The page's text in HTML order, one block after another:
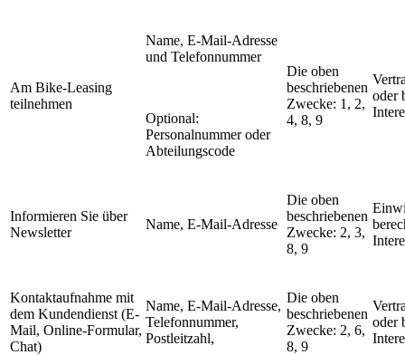
Am Bike-Leasing
teilnehmen
Name, E-Mail-Adresse
und Telefonnummer
Optional:
Personalnummer oder
Abteilungscode
Die oben
beschriebenen
Zwecke: 1, 2,
4, 8, 9
oder
Informieren Sie über
Newsletter
Name, E-Mail-Adresse
Die oben
beschriebenen
Zwecke: 2, 3,
8, 9
Kontaktaufnahme mit
dem Kundendienst (E-
Mail, Online-Formular,
Chat)
Name, E-Mail-Adresse,
Telefonnummer,
Postleitzahl,
Die oben
beschriebenen
Zwecke: 2, 6,
8, 9
oder